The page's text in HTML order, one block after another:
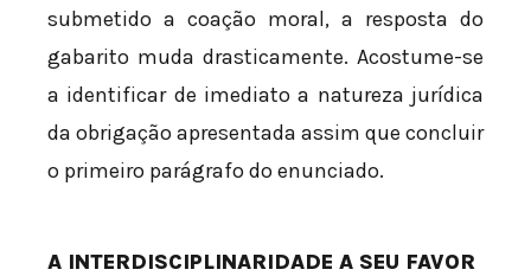
submetido a coação moral, a resposta do
gabarito muda drasticamente. Acostume-se
a identificar de imediato a natureza jurídica
da obrigação apresentada assim que concluir
o primeiro parágrafo do enunciado.
A INTERDISCIPLINARIDADE A SEU FAVOR